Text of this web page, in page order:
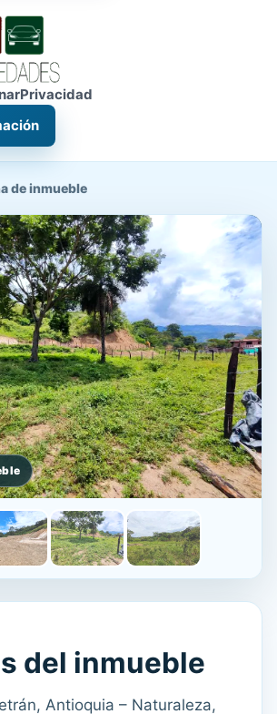
Privacidad
de inmueble
del inmueble
Antioquia – Naturaleza,